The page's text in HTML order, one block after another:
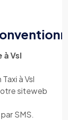
à Vsl
à Vsl
siteweb
SMS.